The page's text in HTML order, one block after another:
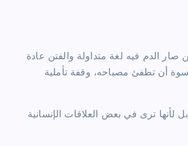
صار الدم فيه لغة متداولة والفتن عادة
أن تطفئ مصباحه، وقفة تأملية
ترى في بعض العلاقات الإنسانية